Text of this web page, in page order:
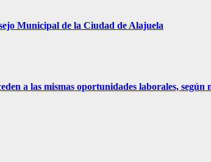
Municipal de la Ciudad de Alajuela
a las mismas oportunidades laborales, según